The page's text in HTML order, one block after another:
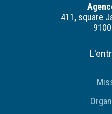
411, square